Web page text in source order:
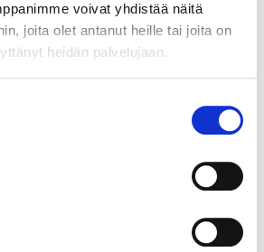
voivat yhdistää näitä
joita olet antanut heille tai joita on
heidän palvelujaan.